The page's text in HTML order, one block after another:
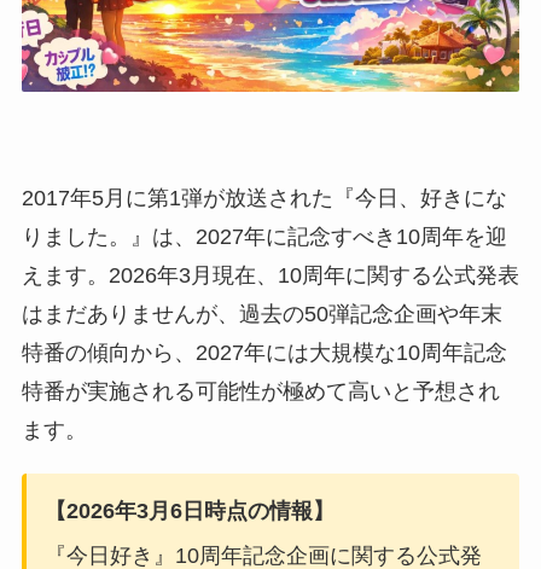
2017年5月に第1弾が放送された『今日、好きにな
りました。』は、2027年に記念すべき10周年を迎
えます。2026年3月現在、10周年に関する公式発表
はまだありませんが、過去の50弾記念企画や年末
特番の傾向から、2027年には大規模な10周年記念
特番が実施される可能性が極めて高いと予想され
ます。
【2026年3月6日時点の情報】
『今日好き』10周年記念企画に関する公式発